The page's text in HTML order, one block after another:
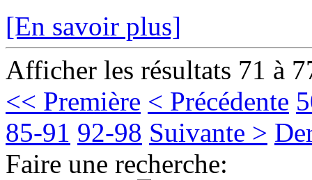
[En savoir plus]
Afficher les résultats 71 à
<< Première < Précédente
85-91 92-98 Suivante >
Faire une recherche: